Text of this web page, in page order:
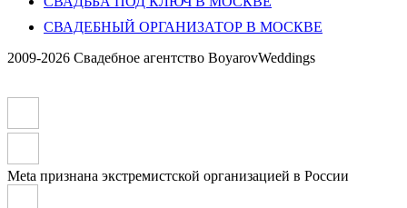
СВАДЕБНЫЙ ОРГАНИЗАТОР В МОСКВЕ
2009-2026 Свадебное агентство BoyarovWeddings
Meta признана экстремистской организацией в России